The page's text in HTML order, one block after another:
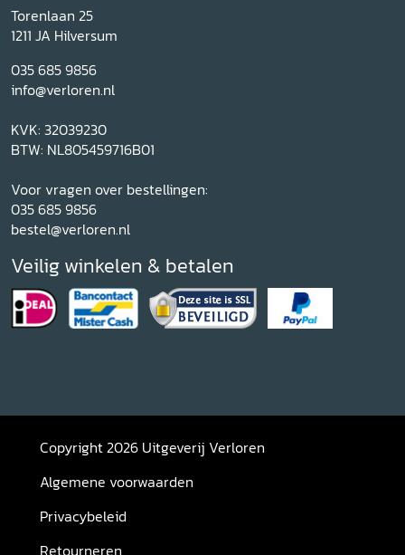
Torenlaan 25
1211 JA Hilversum
035 685 9856
info@verloren.nl
KVK: 32039230
BTW: NL805459716B01
Voor vragen over bestellingen:
035 685 9856
bestel@verloren.nl
Veilig winkelen & betalen
Copyright 2026 Uitgeverij Verloren
Algemene voorwaarden
Privacybeleid
Retourneren